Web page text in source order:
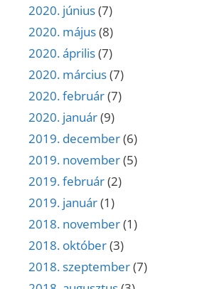
2020. június(7)
2020. május(8)
2020. április(7)
2020. március(7)
2020. február(7)
2020. január(9)
2019. december(6)
2019. november(5)
2019. február(2)
2019. január(1)
2018. november(1)
2018. október(3)
2018. szeptember(7)